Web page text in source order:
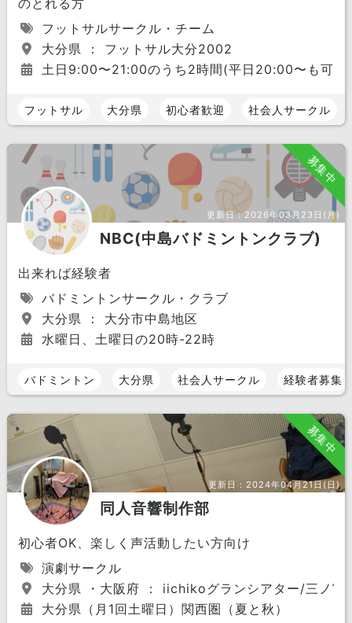
のとれる方
フットサルサークル・チーム
大分県 ： フットサル大分2002
土日9:00〜21:00のうち2時間(平日20:00〜も可)
フットサル 大分県 初心者歓迎 社会人サークル
募集中
更新日：2026年03月23日(月)
NBC(中島バドミントンクラブ)
出来れば経験者
バドミントンサークル・クラブ
大分県 ： 大分市中島地区
水曜日、土曜日の20時-22時
バドミントン 大分県 社会人サークル 経験者募集
募集中
更新日： 2024年04月21日(日)
同人音響制作部
初心者OK、楽しく声活動したい方向け
演劇サークル
大分県 ・大阪府 ： iichikoグランシアター/三ノ宮
大分県（月1回土曜日）関西圏（夏と秋）